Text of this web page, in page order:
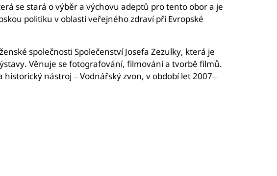
se stará o výběr a výchovu adeptů pro tento obor a je
politiku v oblasti veřejného zdraví při Evropské
společnosti Společenství Josefa Zezulky, která je
Věnuje se fotografování, filmování a tvorbě filmů.
nástroj – Vodnářský zvon, v období let 2007–